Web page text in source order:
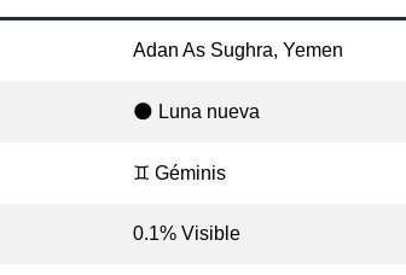
Adan As Sughra, Yemen
🌑 Luna nueva
♊ Géminis
0.1% Visible